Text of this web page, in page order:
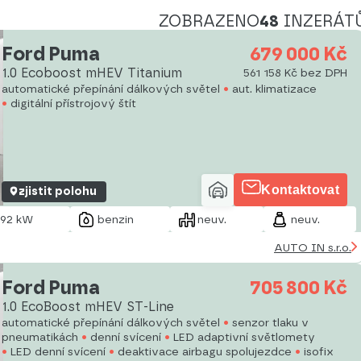
ZOBRAZENO48
Ford Puma
1.0 Ecoboost mHEV Titanium
679 000 Kč
561 158 Kč bez DPH
automatické přepínání dálkových světel
aut. klimatizace
digitální přístrojový štít
zjistit polohu Kontaktovat
92 kW benzin neuv. neuv.
AUTO IN s.r.o.
Ford Puma
1.0 EcoBoost mHEV ST-Line
705 800 Kč
automatické přepínání dálkových světel
senzor tlaku v
pneumatikách
denní svícení
LED adaptivní světlomety
LED denní svícení
deaktivace airbagu spolujezdce
isofix